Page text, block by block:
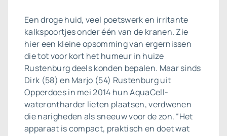
Een droge huid, veel poetswerk en irritante
kalkspoortjes onder één van de kranen. Zie
hier een kleine opsomming van ergernissen
die tot voor kort het humeur in huize
Rustenburg deels konden bepalen. Maar sinds
Dirk (58) en Marjo (54) Rustenburg uit
Opperdoes in mei 2014 hun AquaCell-
waterontharder lieten plaatsen, verdwenen
die narigheden als sneeuw voor de zon. “Het
apparaat is compact, praktisch en doet wat